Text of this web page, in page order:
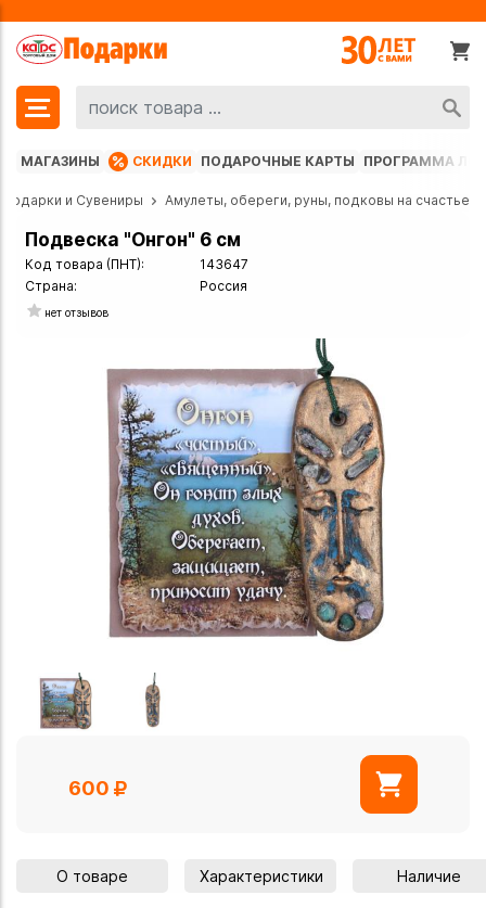
МАГАЗИНЫ СКИДКИ ПОДАРОЧНЫЕ КАРТЫ ПРОГРАММА
Подарки и Сувениры Амулеты, обереги, руны, подковы на счастье
Подвеска "Онгон" 6 см
Код товара (ПНТ):
143647
Страна:
Россия
нет отзывов
600
О товаре Характеристики Наличие